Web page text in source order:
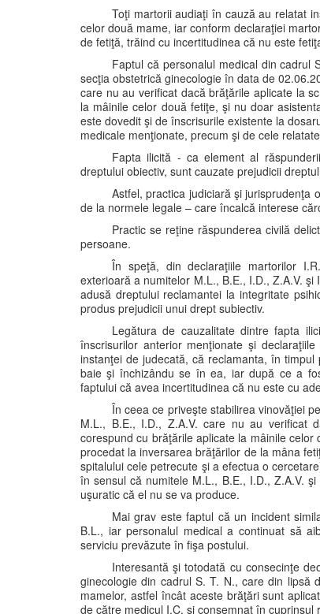
Toţi martorii audiaţi în cauză au relatat
celor două mame, iar conform declaraţiei
de fetiţă, trăind cu incertitudinea că nu este
Faptul că personalul medical din cadrul
secţia obstetrică ginecologie în data de
care nu au verificat dacă brăţările aplicate la
la mâinile celor două fetiţe, şi nu doar
este dovedit şi de înscrisurile existente la
medicale menţionate, precum şi de cele
Fapta ilicită - ca element al
dreptului obiectiv, sunt cauzate prejudicii
Astfel, practica judiciară şi jurisprudenţa
de la normele legale – care încalcă interese
Practic se reţine răspunderea civilă
persoane.
În speţă, din declaraţiile martorilor
exterioară a numitelor M.L., B.E., I.D., Z.A.V.
adusă dreptului reclamantei la integritate
produs prejudicii unui drept subiectiv.
Legătura de cauzalitate dintre fapta
înscrisurilor anterior menţionate şi
instanţei de judecată, că reclamanta, în
baie şi închizându se în ea, iar după ce a
faptului că avea incertitudinea că nu este cu
În ceea ce priveşte stabilirea vinovăţiei
M.L., B.E., I.D., Z.A.V. care nu au verificat
corespund cu brăţările aplicate la mâinile
procedat la inversarea brăţărilor de la mâna
spitalului cele petrecute şi a efectua o
în sensul că numitele M.L., B.E., I.D., Z.A.V.
uşuratic că el nu se va produce.
Mai grav este faptul că un incident
B.L., iar personalul medical a continuat să
serviciu prevăzute în fişa postului.
Interesantă şi totodată cu consecinţe
ginecologie din cadrul S. T. N., care din lipsă
mamelor, astfel încât aceste brăţări sunt
de către medicul I.C. şi consemnat în